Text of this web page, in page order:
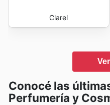
Clarel
Conocé las
Perfumería y